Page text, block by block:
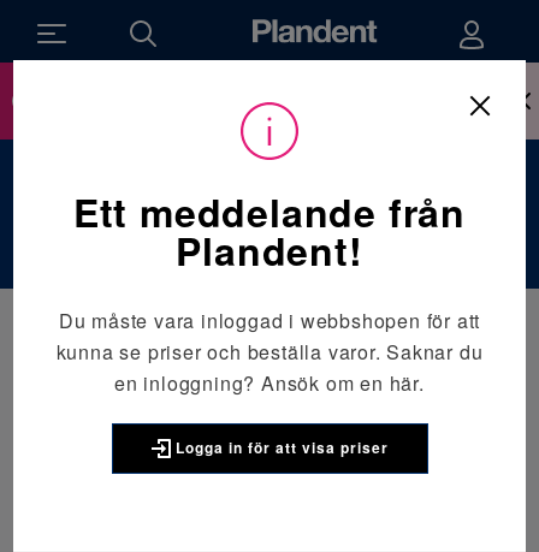
läs mer om hur det påverkar dig här.
Hygienutrustning
Autoklaver
Ett meddelande från
Plandent!
Du måste vara inloggad i webbshopen för att
kunna se priser och beställa varor. Saknar du
en inloggning?Ansök om en här.
Logga in för att visa priser